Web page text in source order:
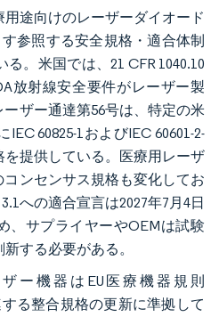
途向けのレーザーダイオード
参照する安全規格・適合体制
。米国では、21 CFR 1040.10
放射線安全要件がレーザー製
ザー通達第56号は、特定の米
60825-1およびIEC 60601-2-
提供している。医療用レーザ
ンセンサス規格も変化してお
への適合宣言は2027年7月4日
、サプライヤーやOEMは試験
する必要がある。
ー機器はEU医療機器規則
る整合規格の更新に準拠して